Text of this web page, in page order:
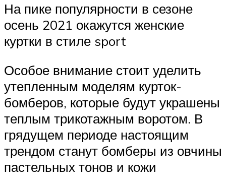
На пике популярности в сезоне
осень 2021 окажутся женские
куртки в стиле sport
Особое внимание стоит уделить
утепленным моделям курток-
бомберов, которые будут украшены
теплым трикотажным воротом. В
грядущем периоде настоящим
трендом станут бомберы из овчины
пастельных тонов и кожи